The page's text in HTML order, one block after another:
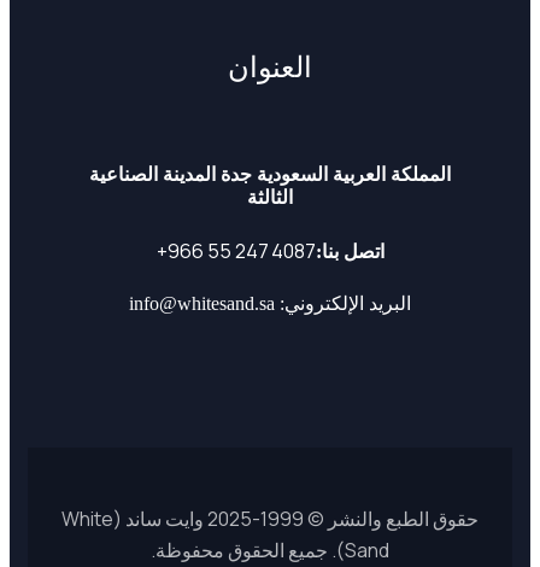
العنوان
الثالثة
اتصل بنا:
البريد الإلكتروني: info@whitesand.sa
حقوق الطبع والنشر © 1999-2025 وايت ساند (White
Sand). جميع الحقوق محفوظة.